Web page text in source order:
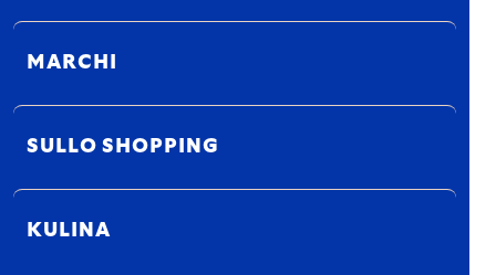
MARCHI
SULLO SHOPPING
KULINA